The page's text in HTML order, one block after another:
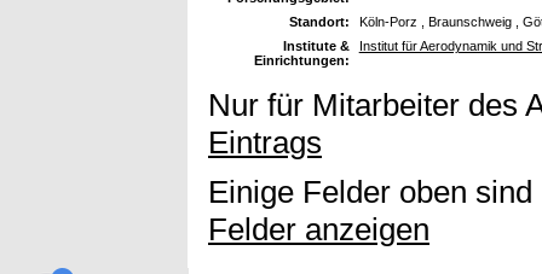
Standort:
Köln-Porz , Braunschweig ,
Institute &
Einrichtungen:
Institut für Aerodynamik und
Nur für Mitarbeiter des
Eintrags
Einige Felder oben
Felder anzeigen